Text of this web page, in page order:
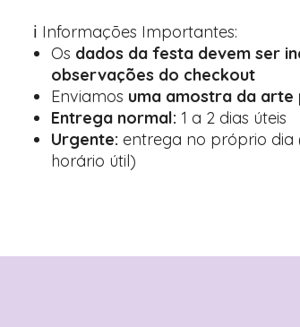
ℹ️ Informações Importantes:
Os dados da festa devem ser
observações do checkout
Enviamos uma amostra da
Entrega normal: 1 a 2 dias úteis
Urgente: entrega no próprio dia
horário útil)